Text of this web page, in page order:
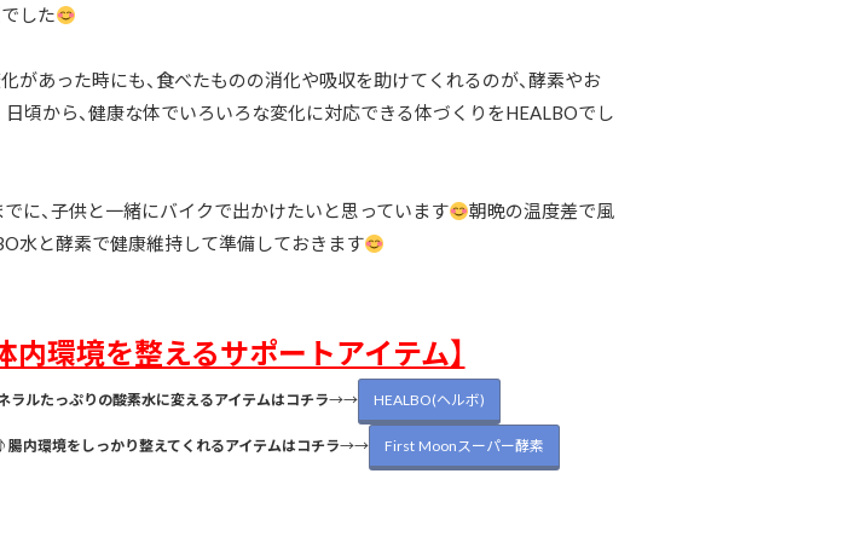
した
があった時にも、食べたものの消化や吸収を助けてくれるのが、酵素やお
日頃から、健康な体でいろいろな変化に対応できる体づくりをHEALBOでし
に、子供と一緒にバイクで出かけたいと思っています
朝晩の温度差で風
水と酵素で健康維持して準備しておきます
内環境を整えるサポートアイテム】
ラルたっぷりの酸素水に変えるアイテムはコチラ→→ HEALBO(ヘルボ)
内環境をしっかり整えてくれるアイテムはコチラ→→ First Moonスーパー酵素